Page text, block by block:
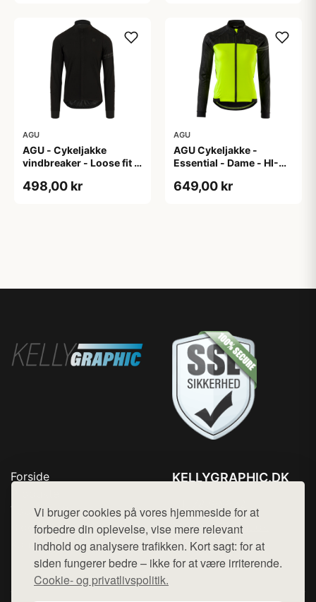
Vi bruger cookies på vores hjemmeside for at
forbedre din oplevelse, vise mere relevant
indhold og analysere trafikken. Kort sagt: for at
siden fungerer bedre – ikke for at være irriterende.
Cookie- og privatlivspolitik.
AGU
AGU - Cykeljakke
vindbreaker - Loose fit -
498,00 kr
AGU
AGU Cykeljakke -
Essential - Dame - HI-
649,00 kr
Forside
Top Rabatter
Blog
Kontakt
KELLYGRAPHIC.DK
Mail: hej@want.dk
Cookie- og privatlivspolitik